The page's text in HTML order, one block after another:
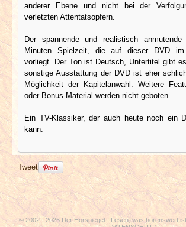
anderer Ebene und nicht bei der
verletzten Attentatsopfern.
Der spannende und realistisch
Minuten Spielzeit, die auf dieser DVD
vorliegt. Der Ton ist Deutsch, Untertitel gibt
sonstige Ausstattung der DVD ist eher
Möglichkeit der Kapitelanwahl. Weitere
oder Bonus-Material werden nicht geboten.
Ein TV-Klassiker, der auch heute noch ein
kann.
Tweet
© 2002 - 2026 Der Hörspiegel - Lesen, was hörenswert